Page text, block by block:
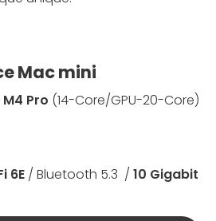
Mac mini
Pro (14-Core/GPU-20-Core)
6E / Bluetooth 5.3 / 10 Gigabit